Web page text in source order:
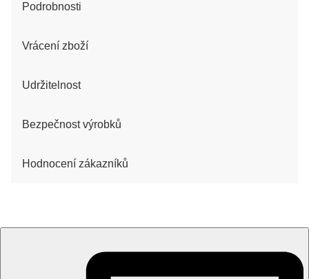
Podrobnosti
Vrácení zboží
Udržitelnost
Bezpečnost výrobků
Hodnocení zákazníků